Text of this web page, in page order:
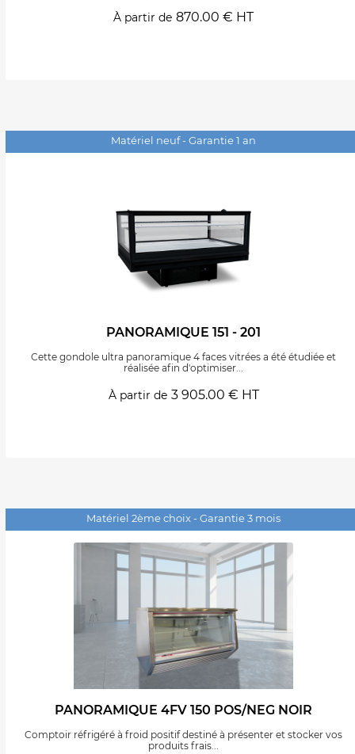
À partir de 870.00 € HT
Matériel neuf - Garantie 1 an
PANORAMIQUE 151 - 201
Cette gondole ultra panoramique 4 faces vitrées a été étudiée et
réalisée afin d'optimiser...
À partir de 3 905.00 € HT
Matériel 2ème choix - Garantie 3 mois
PANORAMIQUE 4FV 150 POS/NEG NOIR
Comptoir réfrigéré à froid positif destiné à présenter et stocker vos
produits frais...